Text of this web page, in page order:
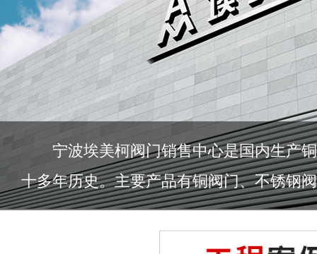
宁波埃美柯阀门销售中心是国内生产铜
十多年历史。主要产品有铜阀门、不锈钢